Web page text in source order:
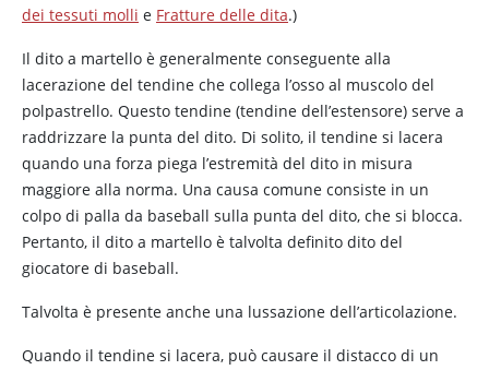
dei tessuti molli e Fratture delle dita.)
Il dito a martello è generalmente conseguente alla
lacerazione del tendine che collega l’osso al muscolo del
polpastrello. Questo tendine (tendine dell’estensore) serve a
raddrizzare la punta del dito. Di solito, il tendine si lacera
quando una forza piega l’estremità del dito in misura
maggiore alla norma. Una causa comune consiste in un
colpo di palla da baseball sulla punta del dito, che si blocca.
Pertanto, il dito a martello è talvolta definito dito del
giocatore di baseball.
Talvolta è presente anche una lussazione dell’articolazione.
Quando il tendine si lacera, può causare il distacco di un